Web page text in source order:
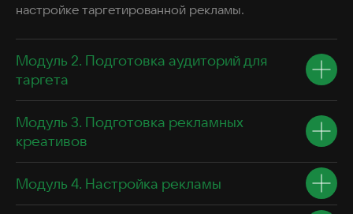
настройке таргетированной рекламы.
Модуль 2. Подготовка аудиторий для
таргета
Модуль 3. Подготовка рекламных
креативов
Модуль 4. Настройка рекламы